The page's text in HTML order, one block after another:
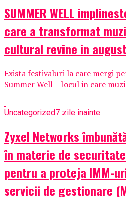
SUMMER WELL
care a transformat
cultural revine in
Exista festivaluri la care mergi
Summer Well – locul in care
Uncategorized7 zile inainte
Zyxel Networks
în materie de
pentru a proteja IMM-
servicii de gestionare